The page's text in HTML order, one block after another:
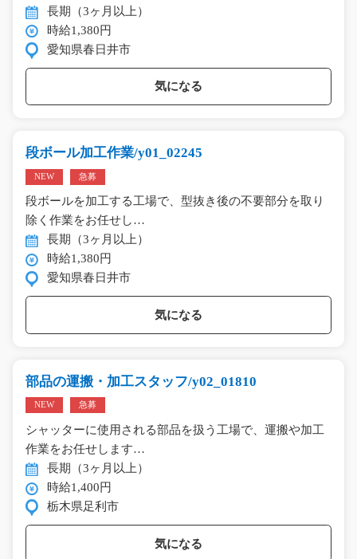
長期（3ヶ月以上）
時給1,380円
愛知県春日井市
気になる
段ボール加工作業/y01_02245
NEW 急募
段ボールを加工する工場で、型抜き後の不要部分を取り
除く作業をお任せし…
長期（3ヶ月以上）
時給1,380円
愛知県春日井市
気になる
部品の運搬・加工スタッフ/y02_01810
NEW 急募
シャッターに使用される部品を扱う工場で、運搬や加工
作業をお任せします…
長期（3ヶ月以上）
時給1,400円
栃木県足利市
気になる